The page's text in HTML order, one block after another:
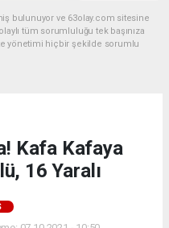
bulunuyor ve 63olay.com sitesine
tüm sorumluluğu tek başınıza
yönetimi hiçbir şekilde sorumlu
Kafa Kafaya
16 Yaralı